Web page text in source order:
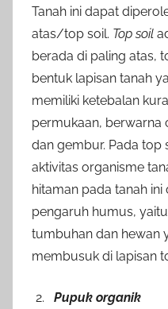
Tanah ini dapat
atas/top soil. Top soil
berada di paling atas,
bentuk lapisan tanah
memiliki ketebalan
permukaan, berwarna
dan gembur. Pada top
aktivitas organisme
hitaman pada tanah
pengaruh humus,
tumbuhan dan hewan
membusuk di lapisan
Pupuk organik